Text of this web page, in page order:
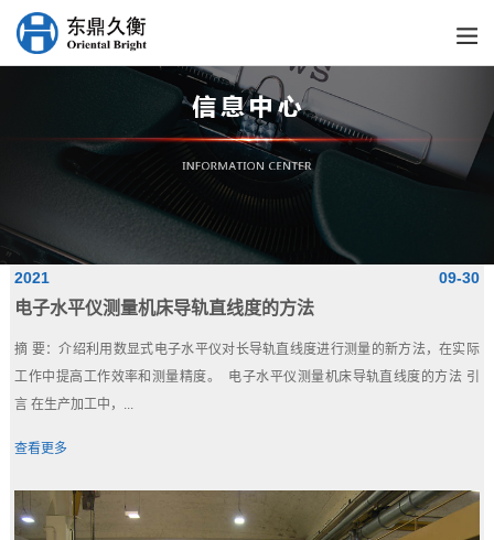
09-30
2021
电子水平仪测量机床导轨直线度的方法
摘 要：介绍利用数显式电子水平仪对长导轨直线度进行测量的新方法，在实际
工作中提高工作效率和测量精度。 电子水平仪测量机床导轨直线度的方法 引
言 在生产加工中，...
查看更多